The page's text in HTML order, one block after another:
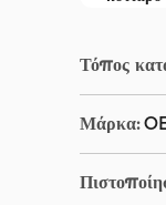
Τόπος
Μάρκα: